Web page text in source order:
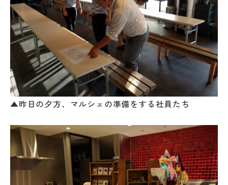
▲昨日の夕方、マルシェの準備をする社員たち